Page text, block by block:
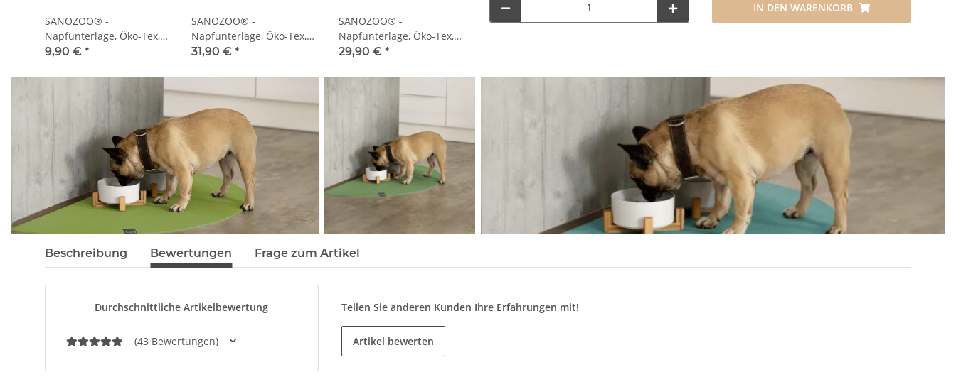
SANOZOO® -
Napfunterlage, Öko-Tex,
Rechteckig 30 x 40 cm
9,90 € *
SANOZOO® -
Napfunterlage, Öko-Tex,
Rund 60 cm Mangogelb
31,90 €*
SANOZOO® -
Napfunterlage, Öko-Tex,
Eckrund 60 x 60 cm
29,90 € *
IN DEN WARENKORB
Beschreibung Bewertungen Frage zum Artikel
Durchschnittliche Artikelbewertung
(43 Bewertungen)
Teilen Sie anderen Kunden Ihre Erfahrungen mit!
Artikel bewerten